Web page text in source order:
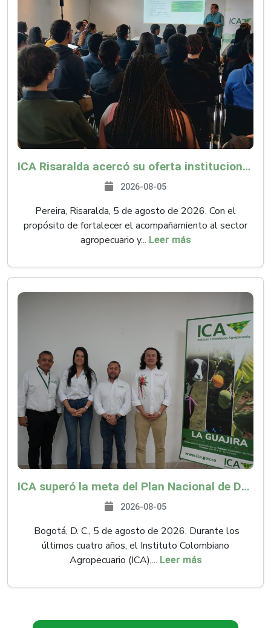
ICA Risaralda acercó su oferta institucional a productores y emprendedores en Expocamello
2026-08-05
Pereira, Risaralda, 5 de agosto de 2026. Con el
propósito de fortalecer el acompañamiento al sector
agropecuario y... Leer más
ICA superó la meta del Plan Nacional de Desarrollo y abrió 61 mercados internacionales
2026-08-05
Bogotá, D. C., 5 de agosto de 2026. Durante los
últimos cuatro años, el Instituto Colombiano
Agropecuario (ICA),... Leer más